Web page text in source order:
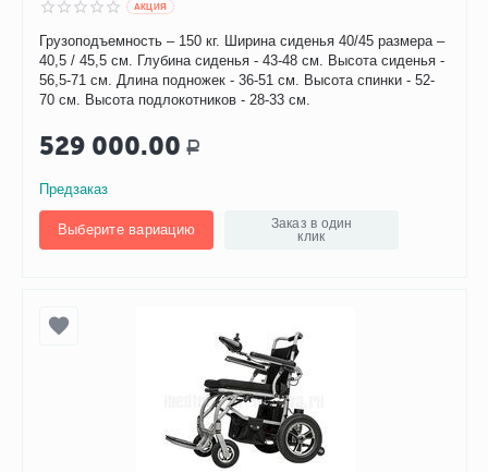
AКЦИЯ
Грузоподъемность – 150 кг. Ширина сиденья 40/45 размера –
40,5 / 45,5 см. Глубина сиденья - 43-48 см. Высота сиденья -
56,5-71 см. Длина подножек - 36-51 см. Высота спинки - 52-
70 см. Высота подлокотников - 28-33 см.
529 000.00 Р
Предзаказ
Выберите вариацию
Заказ в один
клик